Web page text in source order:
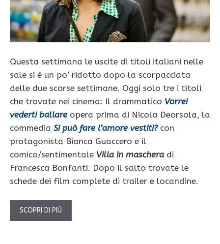
Questa settimana le uscite di titoli italiani nelle
sale si è un po’ ridotto dopo la scorpacciata
delle due scorse settimane. Oggi solo tre i titoli
che trovate nei cinema: Il drammatico Vorrei
vederti ballareopera prima di Nicola Deorsola, la
commedia Si può fare l’amore vestiti? con
protagonista Bianca Guaccero e il
comico/sentimentale Villa in maschera di
Francesca Bonfanti. Dopo il salto trovate le
schede dei film complete di trailer e locandine.
SCOPRI DI PIÙ